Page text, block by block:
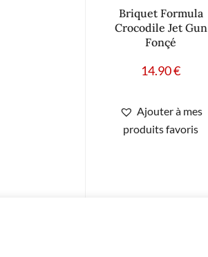
Briquet Formula
Crocodile Jet Gun
Fonçé
14.90€
Ajouter à mes
produits favoris